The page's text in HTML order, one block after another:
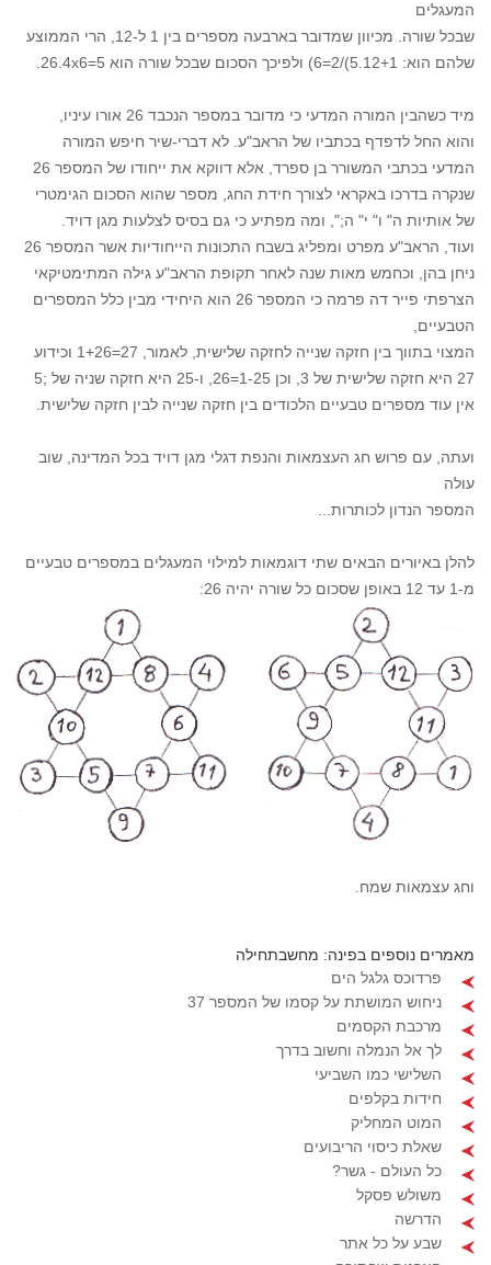
המעגלים
שבכל שורה. מכיוון שמדובר בארבעה מספרים בין 1 ל-12, הרי הממוצע
שלהם הוא: 5.12+1)/2=6) ולפיכך הסכום שבכל שורה הוא 5=26.4x6.
מיד כשהבין המורה המדעי כי מדובר במספר הנכבד 26 אורו עיניו,
והוא החל לדפדף בכתביו של הראב"ע. לא דברי-שיר חיפש המורה
המדעי בכתבי המשורר בן ספרד, אלא דווקא את ייחודו של המספר 26
שנקרה בדרכו באקראי לצורך חידת החג, מספר שהוא הסכום הגימטרי
של אותיות ה" ו" י" ה;", ומה מפתיע כי גם בסיס לצלעות מגן דויד.
ועוד, הראב"ע מפרט ומפליג בשבח התכונות הייחודיות אשר המספר 26
ניחן בהן, וכחמש מאות שנה לאחר תקופת הראב"ע גילה המתימטיקאי
הצרפתי פייר דה פרמה כי המספר 26 הוא היחידי מבין כלל המספרים
הטבעיים,
המצוי בתווך בין חזקה שנייה לחזקה שלישית, לאמור, 27=1+26 וכידוע
27 היא חזקה שלישית של 3, וכן 1-25=26, ו-25 היא חזקה שניה של ;5
אין עוד מספרים טבעיים הלכודים בין חזקה שנייה לבין חזקה שלישית.
ועתה, עם פרוש חג העצמאות והנפת דגלי מגן דויד בכל המדינה, שוב
עולה
המספר הנדון לכותרות...
להלן באיורים הבאים שתי דוגמאות למילוי המעגלים במספרים טבעיים
מ-1 עד 12 באופן שסכום כל שורה יהיה 26:
וחג עצמאות שמח.
מאמרים נוספים בפינה: מחשבתחילה
פרדוכס גלגל הים
ניחוש המושתת על קסמו של המספר 37
מרכבת הקסמים
לך אל הנמלה וחשוב בדרך
השלישי כמו השביעי
חידות בקלפים
המוט המחליק
שאלת כיסוי הריבועים
כל העולם - גשר?
משולש פסקל
הדרשה
שבע על כל אתר